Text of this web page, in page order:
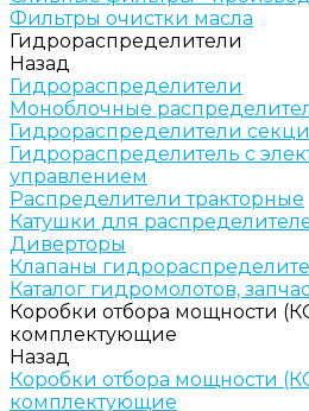
Фильтры очистки масла
Гидрораспределители
Назад
Гидрораспределители
Моноблочные
Гидрораспределители
Гидрораспределитель с
управлением
Распределители тракторные
Катушки для
Диверторы
Клапаны
Каталог гидромолотов,
Коробки отбора мощности
комплектующие
Назад
Коробки отбора мощности
комплектующие